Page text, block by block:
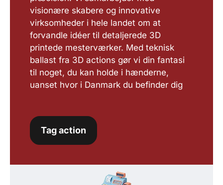
visionære skabere og innovative
virksomheder i hele landet om at
forvandle idéer til detaljerede 3D
printede mesterværker. Med teknisk
ballast fra 3D actions gør vi din fantasi
til noget, du kan holde i hænderne,
uanset hvor i Danmark du befinder dig
Tag action